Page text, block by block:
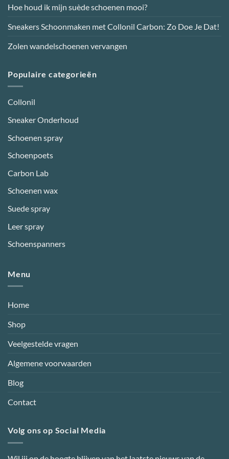
Hoe houd ik mijn suède schoenen mooi?
Sneakers Schoonmaken met Collonil Carbon: Zo Doe Je Dat!
Zolen wandelschoenen vervangen
Populaire categorieën
Collonil
Sneaker Onderhoud
Schoenen spray
Schoenpoets
Carbon Lab
Schoenen wax
Suede spray
Leer spray
Schoenspanners
Menu
Home
Shop
Veelgestelde vragen
Algemene voorwaarden
Blog
Contact
Volg ons op Social Media